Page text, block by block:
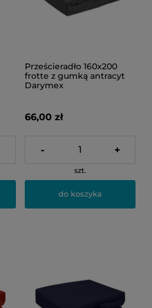
Prześcieradło 160x200
frotte z gumką antracyt
Darymex
66,00 zł
- +
szt.
do koszyka